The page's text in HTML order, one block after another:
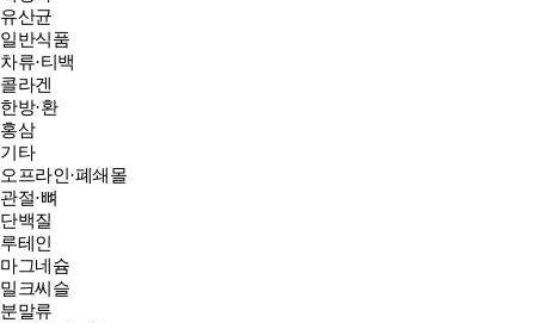
유산균
일반식품
차류·티백
콜라겐
한방·환
홍삼
기타
오프라인·폐쇄몰
관절·뼈
단백질
루테인
마그네슘
밀크씨슬
분말류